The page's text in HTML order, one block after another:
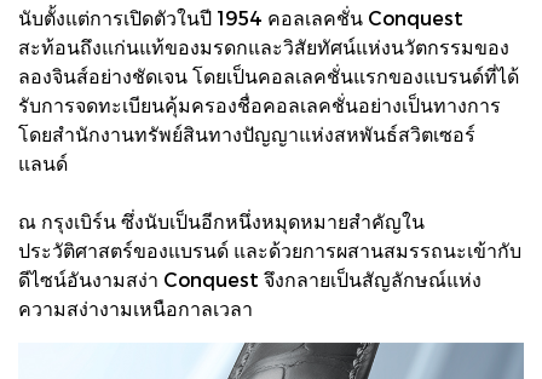
นับตั้งแต่การเปิดตัวในปี 1954 คอลเลคชั่น Conquest
สะท้อนถึงแก่นแท้ของมรดกและวิสัยทัศน์แห่งนวัตกรรมของ
ลองจินส์อย่างชัดเจน โดยเป็นคอลเลคชั่นแรกของแบรนด์ที่ได้
รับการจดทะเบียนคุ้มครองชื่อคอลเลคชั่นอย่างเป็นทางการ
โดยสำนักงานทรัพย์สินทางปัญญาแห่งสหพันธ์สวิตเซอร์
แลนด์
ณ กรุงเบิร์น ซึ่งนับเป็นอีกหนึ่งหมุดหมายสำคัญใน
ประวัติศาสตร์ของแบรนด์ และด้วยการผสานสมรรถนะเข้ากับ
ดีไซน์อันงามสง่า Conquest จึงกลายเป็นสัญลักษณ์แห่ง
ความสง่างามเหนือกาลเวลา